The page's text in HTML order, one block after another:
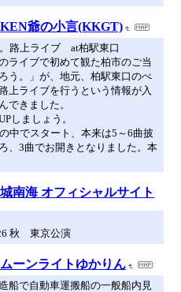
KEN爺の小言(KKGT)
路上ライブ at柏駅東口
ライブで初めて観た柏市のご当
う。」が、地元、柏駅東口のぺ
上ライブを行うという情報が入
できました。
しましょう。
中でスタート、本来は5～6曲披
、3曲でお開きとなりました。本
城南海 オフィシャルサイト
秋 東京公演
ムーンライトゆかりん
船で自動車運搬船の一般船内見